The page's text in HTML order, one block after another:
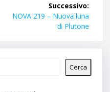
Successivo:
Articolo
NOVA 219 – Nuova luna
di Plutone
Cerca